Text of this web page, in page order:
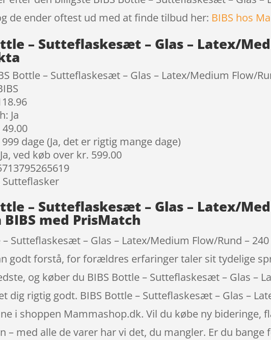
de ender oftest ud med at finde tilbud her: BIBS hos
– Sutteflaskesæt – Glas – Latex/
Bottle – Sutteflaskesæt – Glas – Latex/Medium Flow/
Ja
49.00
dage (Ja, det er rigtig mange dage)
ved køb over kr. 599.00
Sutteflasker
– Sutteflaskesæt – Glas – Latex/
med PrisMatch
– Sutteflaskesæt – Glas – Latex/Medium Flow/Rund –
godt forstå, for forældres erfaringer taler sit tydelige
og køber du BIBS Bottle – Sutteflaskesæt – Glas –
dig rigtig godt. BIBS Bottle – Sutteflaskesæt – Glas –
i shoppen Mammashop.dk. Vil du købe ny bideringe,
– med alle de varer har vi det, du mangler. Er du